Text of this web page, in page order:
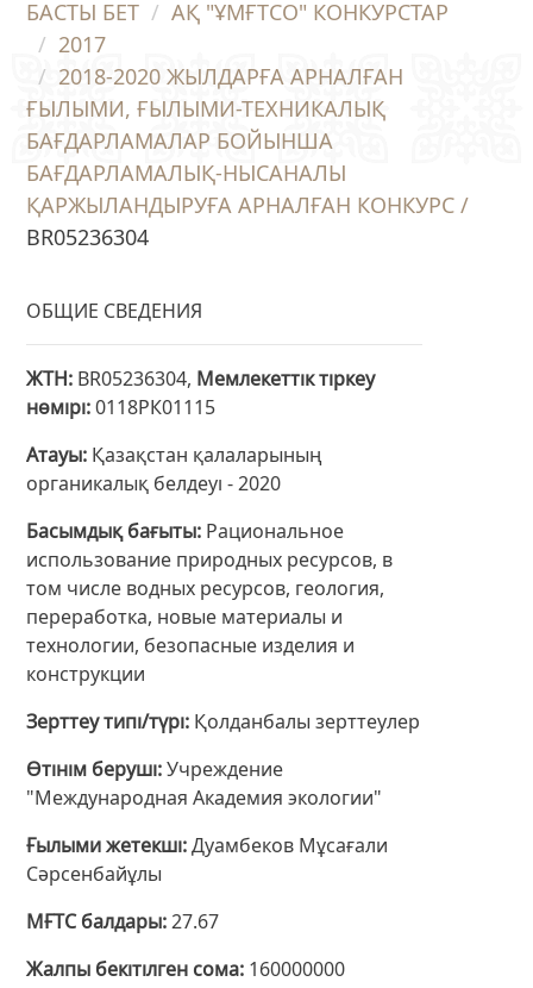
БАСТЫ БЕТ
АҚ "ҰМҒТСО" КОНКУРСТАР
2017
2018-2020 ЖЫЛДАРҒА АРНАЛҒАН
ҒЫЛЫМИ, ҒЫЛЫМИ-ТЕХНИКАЛЫҚ
БАҒДАРЛАМАЛАР БОЙЫНША
БАҒДАРЛАМАЛЫҚ-НЫСАНАЛЫ
ҚАРЖЫЛАНДЫРУҒА АРНАЛҒАН КОНКУРС /
BR05236304
ОБЩИЕ СВЕДЕНИЯ
ЖТН BR05236304, Мемлекеттік тіркеу
нөмірі 0118РК01115
Атауы Қазақстан қалаларының
органикалық белдеуі - 2020
Басымдық бағыты Рациональное
использование природных ресурсов, в
том числе водных ресурсов, геология,
переработка, новые материалы и
технологии, безопасные изделия и
конструкции
Зерттеу типі/түрі Қолданбалы зерттеулер
Өтінім беруші Учреждение
"Международная Академия экологии"
Ғылыми жетекші Дуамбеков Мұсағали
Сәрсенбайұлы
МҒТС балдары 27.67
Жалпы бекітілген сома 160000000